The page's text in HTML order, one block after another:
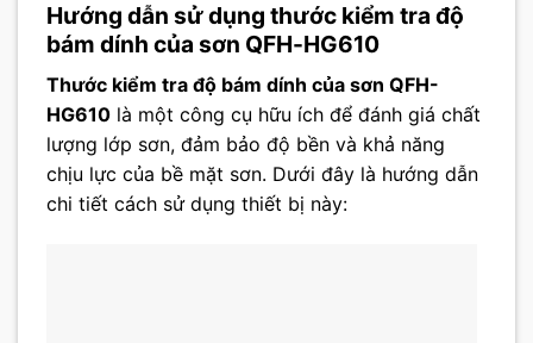
Hướng dẫn sử dụng thước kiểm tra độ
bám dính của sơn QFH-HG610
Thước kiểm tra độ bám dính của sơn QFH-
HG610 là một công cụ hữu ích để đánh giá chất
lượng lớp sơn, đảm bảo độ bền và khả năng
chịu lực của bề mặt sơn. Dưới đây là hướng dẫn
chi tiết cách sử dụng thiết bị này: